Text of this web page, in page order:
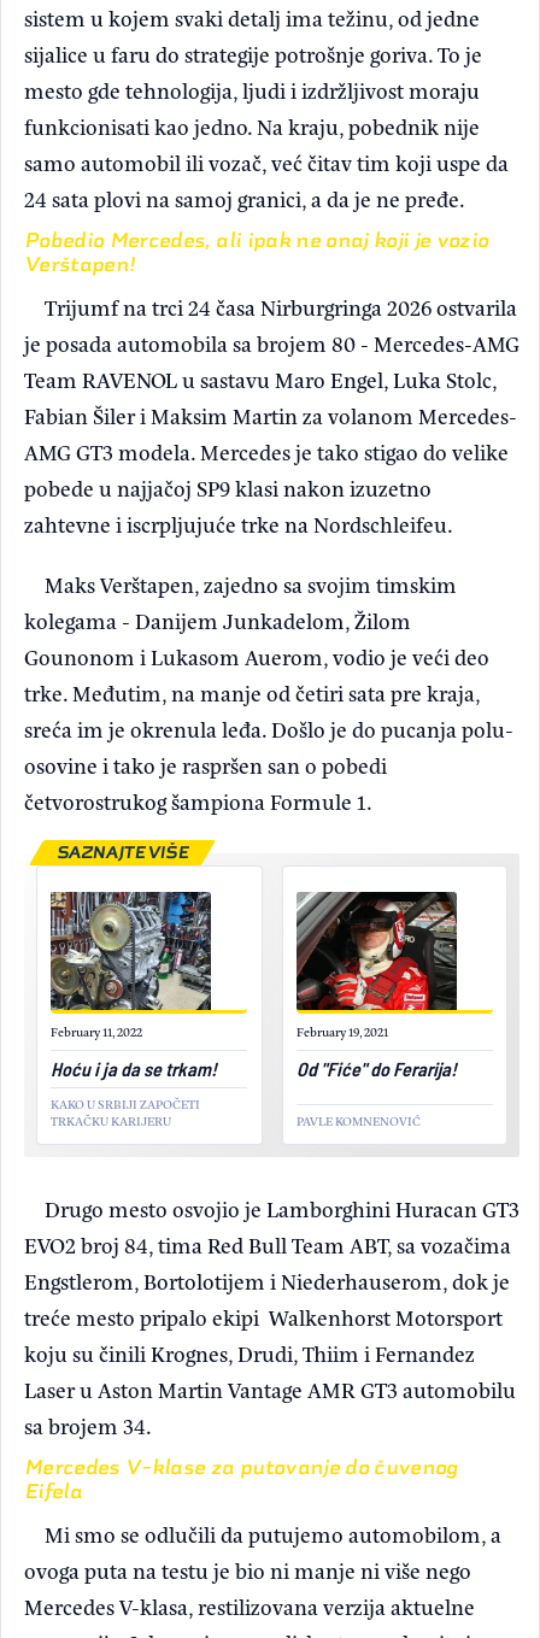
sistem u kojem svaki detalj ima težinu, od jedne
sijalice u faru do strategije potrošnje goriva. To je
mesto gde tehnologija, ljudi i izdržljivost moraju
funkcionisati kao jedno. Na kraju, pobednik nije
samo automobil ili vozač, već čitav tim koji uspe da
24 sata plovi na samoj granici, a da je ne pređe.
Pobedio Mercedes, ali ipak ne onaj koji je vozio
Verštapen!
Trijumf na trci 24 časa Nirburgringa 2026 ostvarila
je posada automobila sa brojem 80 - Mercedes-AMG
Team RAVENOL u sastavu Maro Engel, Luka Stolc,
Fabian Šiler i Maksim Martin za volanom Mercedes-
AMG GT3 modela. Mercedes je tako stigao do velike
pobede u najjačoj SP9 klasi nakon izuzetno
zahtevne i iscrpljujuće trke na Nordschleifeu.
Maks Verštapen, zajedno sa svojim timskim
kolegama - Danijem Junkadelom, Žilom
Gounonom i Lukasom Auerom, vodio je veći deo
trke. Međutim, na manje od četiri sata pre kraja,
sreća im je okrenula leđa. Došlo je do pucanja polu-
osovine i tako je raspršen san o pobedi
četvorostrukog šampiona Formule 1.
February 11, 2022
Hoću i ja da se trkam!
KAKO U SRBIJI ZAPOČETI
TRKAČKU KARIJERU
February 19, 2021
Od "Fiće" do Ferarija!
PAVLE KOMNENOVIĆ
SAZNAJTE VIŠE
Drugo mesto osvojio je Lamborghini Huracan GT3
EVO2 broj 84, tima Red Bull Team ABT, sa vozačima
Engstlerom, Bortolotijem i Niederhauserom, dok je
treće mesto pripalo ekipi Walkenhorst Motorsport
koju su činili Krognes, Drudi, Thiim i Fernandez
Laser u Aston Martin Vantage AMR GT3 automobilu
sa brojem 34.
Mercedes V-klase za putovanje do čuvenog
Eifela
Mi smo se odlučili da putujemo automobilom, a
ovoga puta na testu je bio ni manje ni više nego
Mercedes V-klasa, restilizovana verzija aktuelne